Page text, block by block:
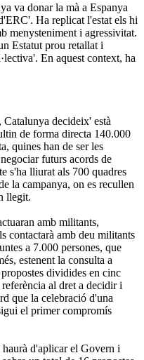
va donar la mà a Espanya
Ha replicat l'estat els hi
menysteniment i agressivitat.
Estatut prou retallat i
En aquest context, ha
decideix' està
de forma directa 140.000
quines han de ser les
futurs acords de
s'ha lliurat als 700 quadres
la campanya, on es recullen
llegit.
amb militants,
contactarà amb deu militants
a 7.000 persones, que
estenent la consulta a
dividides en cinc
al dret a decidir i
que la celebració d'una
el primer compromís
haurà d'aplicar el Govern i